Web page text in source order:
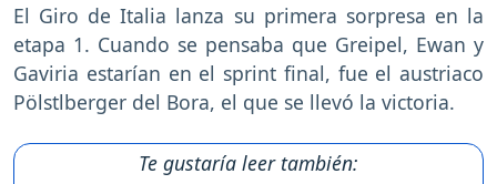
El Giro de Italia lanza su primera sorpresa en la
etapa 1. Cuando se pensaba que Greipel, Ewan y
Gaviria estarían en el sprint final, fue el austriaco
Pölstlberger del Bora, el que se llevó la victoria.
Te gustaría leer también: